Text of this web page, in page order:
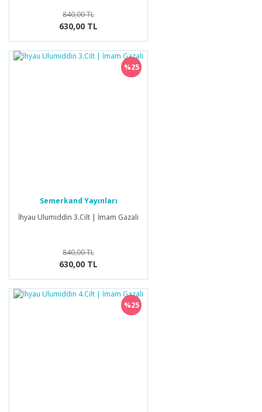
840,00 TL
630,00 TL
%25
Semerkand Yayınları
İhyau Ulumiddin 3.Cilt | İmam Gazali
840,00 TL
630,00 TL
%25